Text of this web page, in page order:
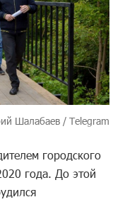
Шалабаев / Telegram
городского
года. До этой